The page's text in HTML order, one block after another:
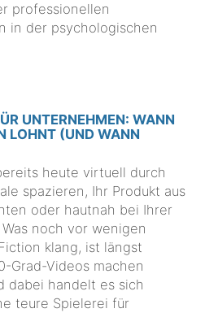
professionellen
in der psychologischen
UNTERNEHMEN: WANN
LOHNT (UND WANN
heute virtuell durch
spazieren, Ihr Produkt aus
oder hautnah bei Ihrer
noch vor wenigen
klang, ist längst
Grad-Videos machen
teure Spielerei für